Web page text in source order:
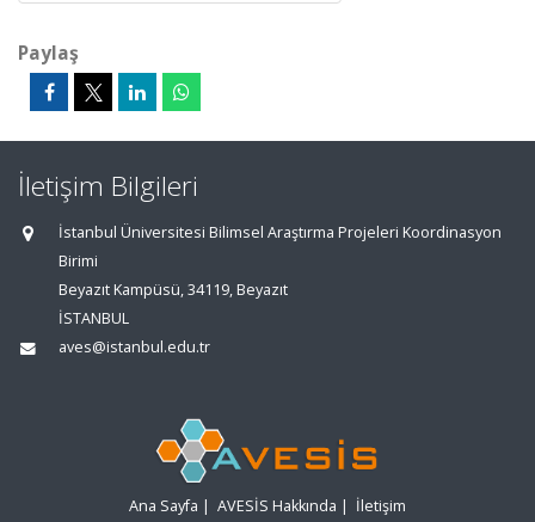
Paylaş
İletişim Bilgileri
İstanbul Üniversitesi Bilimsel Araştırma Projeleri Koordinasyon
Birimi
Beyazıt Kampüsü, 34119, Beyazıt
İSTANBUL
aves@istanbul.edu.tr
Ana Sayfa | AVESİS Hakkında | İletişim